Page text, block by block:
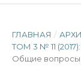
ГЛАВНАЯ /
ТОМ 3 № 11
Общие вопросы